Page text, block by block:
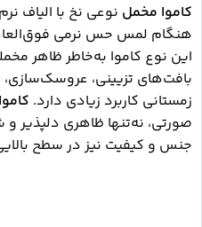
کاموا مخمل نوعی نخ با الیاف
هنگام لمس حس نرمی
این نوع کاموا به‌خاطر ظاهر
بافت‌های تزیینی،
زمستانی کاربرد زیادی دارد.
صورتی، نه‌تنها ظاهری دلپذیر و
جنس و کیفیت نیز در سطح